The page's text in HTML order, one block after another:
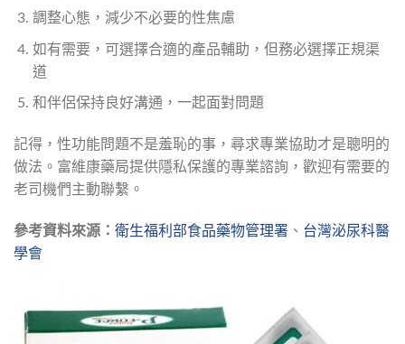
調整心態，減少不必要的性焦慮
如有需要，可選擇合適的產品輔助，但務必選擇正規渠
道
和伴侶保持良好溝通，一起面對問題
記得，性功能問題不是羞恥的事，尋求專業協助才是聰明的
做法。富維康藥局提供隱私保護的專業諮詢，歡迎有需要的
老司機們主動聯繫。
參考資料來源： 衛生福利部食品藥物管理署 、 台灣泌尿科醫
學會